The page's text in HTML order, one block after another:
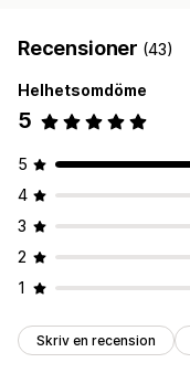
Recensioner (43)
Helhetsomdöme
5
5
4
3
2
1
Skriv en recension